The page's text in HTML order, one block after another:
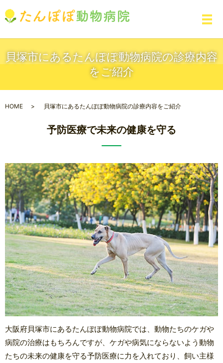
メ
貝塚市にあるたんぽぽ動物病院の診療内容
をご紹介
HOME 貝塚市にあるたんぽぽ動物病院の診療内容をご紹介
予防医療で未来の健康を守る
大阪府貝塚市にあるたんぽぽ動物病院では、動物たちのケガや
病院の治療はもちろんですが、ケガや病気にならないよう動物
たちの未来の健康を守る予防医療に力を入れており、飼い主様